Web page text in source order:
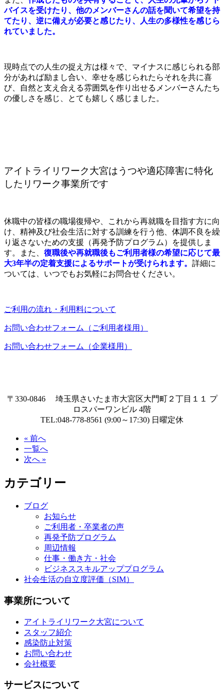
バイスを受けたり、他のメンバーさんの話を聞いて希望を持
てたり、逆に備えが必要と感じたり、人生の多様性を感じら
れていました。
現時点での人生の捉え方は様々で、マイナスに感じられる部
分があれば励まし合い、幸せを感じられたらそれを共に喜
び、自然と支え合える雰囲気を作り出せるメンバーさんたち
の優しさを感じ、とても嬉しく感じました。
アイトライリワーク大宮はうつや適応障害に特化
したリワーク事業所です
休職中の皆様の職場復帰や、これから再就職を目指す方に向
け、精神及び社会生活に対する訓練を行う他、体調不良を繰
り返さないための支援（再発予防プログラム）を提供しま
す。また、 復職後や再就職後もご利用者様の希望に応じて最
大3年半の定着支援によるサポートが受けられます。 詳細に
ついては、いつでもお気軽にお問合せください。
ご利用の流れ・利用料について
お問い合わせフォーム（ご利用者様用）
お問い合わせフォーム（企業様用）
〒330-0846 埼玉県さいたま市大宮区大門町２丁目１１ プ
ロスパーワンビル 4階
TEL:048-778-8561 (9:00～17:30) 日曜定休
« 前へ
一覧へ
次へ »
カテゴリー
ブログ
お知らせ
ご利用者・卒業者の声
再発予防プログラム
周辺情報
仕事・働き方・社会
ビジネススキルアッププログラム
社会生活の自立度評価（SIM）
事業所について
アイトライリワーク大宮について
スタッフ紹介
感染防止対策
お問い合わせ
会社概要
サービスについて